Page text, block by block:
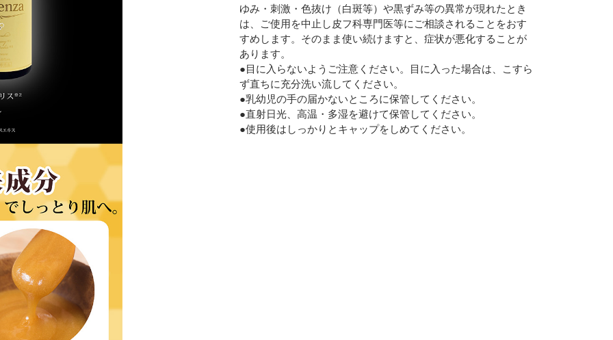
ゆみ・刺激・色抜け（白斑等）や黒ずみ等の異常が現れたとき
は、ご使用を中止し皮フ科専門医等にご相談されることをおす
すめします。そのまま使い続けますと、症状が悪化することが
あります。
●目に入らないようご注意ください。目に入った場合は、こすら
ず直ちに充分洗い流してください。
●乳幼児の手の届かないところに保管してください。
●直射日光、高温・多湿を避けて保管してください。
●使用後はしっかりとキャップをしめてください。